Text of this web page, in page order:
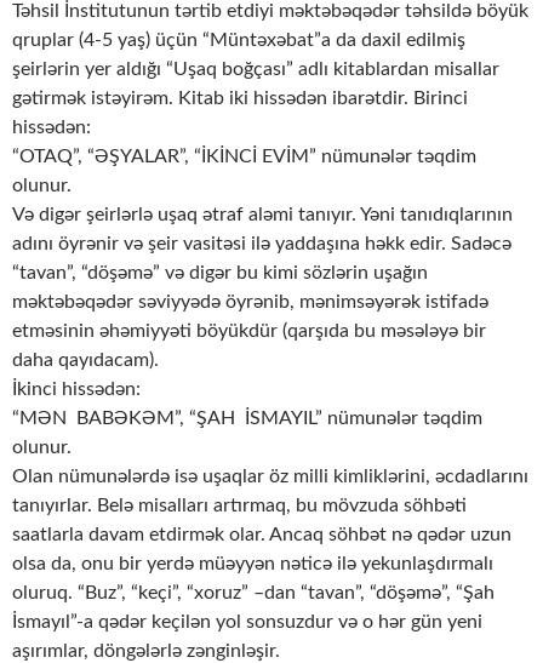
Təhsil İnstitutunun tərtib etdiyi məktəbəqədər təhsildə böyük
qruplar (4-5 yaş) üçün “Müntəxəbat”a da daxil edilmiş
şeirlərin yer aldığı “Uşaq boğçası” adlı kitablardan misallar
gətirmək istəyirəm. Kitab iki hissədən ibarətdir. Birinci
hissədən:
“OTAQ”, “ƏŞYALAR”, “İKİNCİ EVİM” nümunələr təqdim
olunur.
Və digər şeirlərlə uşaq ətraf aləmi tanıyır. Yəni tanıdıqlarının
adını öyrənir və şeir vasitəsi ilə yaddaşına həkk edir. Sadəcə
“tavan”, “döşəmə” və digər bu kimi sözlərin uşağın
məktəbəqədər səviyyədə öyrənib, mənimsəyərək istifadə
etməsinin əhəmiyyəti böyükdür (qarşıda bu məsələyə bir
daha qayıdacam).
İkinci hissədən:
“MƏN BABƏKƏM”, “ŞAH İSMAYIL” nümunələr təqdim
olunur.
Olan nümunələrdə isə uşaqlar öz milli kimliklərini, əcdadlarını
tanıyırlar. Belə misalları artırmaq, bu mövzuda söhbəti
saatlarla davam etdirmək olar. Ancaq söhbət nə qədər uzun
olsa da, onu bir yerdə müəyyən nəticə ilə yekunlaşdırmalı
oluruq. “Buz”, “keçi”, “xoruz” –dan “tavan”, “döşəmə”, “Şah
İsmayıl”-a qədər keçilən yol sonsuzdur və o hər gün yeni
aşırımlar, döngələrlə zənginləşir.